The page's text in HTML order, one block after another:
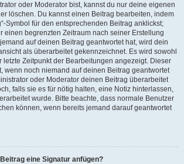
oder Moderator bist, kannst du nur deine eigenen
löschen. Du kannst einen Beitrag bearbeiten, indem
Symbol für den entsprechenden Beitrag anklickst;
einen begrenzten Zeitraum nach seiner Erstellung
auf deinen Beitrag geantwortet hat, wird dein
als überarbeitet gekennzeichnet. Es wird sowohl
letzte Zeitpunkt der Bearbeitungen angezeigt. Dieser
wenn noch niemand auf deinen Beitrag geantwortet
oder Moderator deinen Beitrag überarbeitet
falls sie es für nötig halten, eine Notiz hinterlassen,
wurde. Bitte beachte, dass normale Benutzer
können, wenn bereits jemand darauf geantwortet
eine Signatur anfügen?